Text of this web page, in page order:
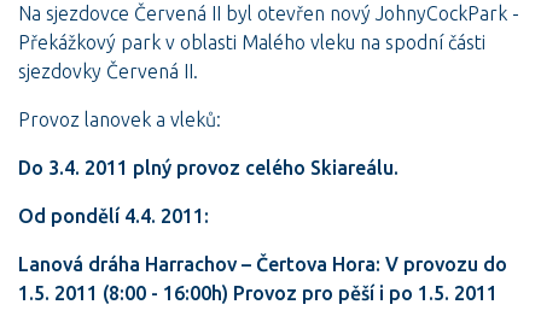
Na sjezdovce Červená II byl otevřen nový JohnyCockPark -
Překážkový park v oblasti Malého vleku na spodní části
sjezdovky Červená II.
Provoz lanovek a vleků:
Do 3.4. 2011 plný provoz celého Skiareálu.
Od pondělí 4.4. 2011:
Lanová dráha Harrachov – Čertova Hora: V provozu do
1.5. 2011 (8:00 - 16:00h) Provoz pro pěší i po 1.5. 2011